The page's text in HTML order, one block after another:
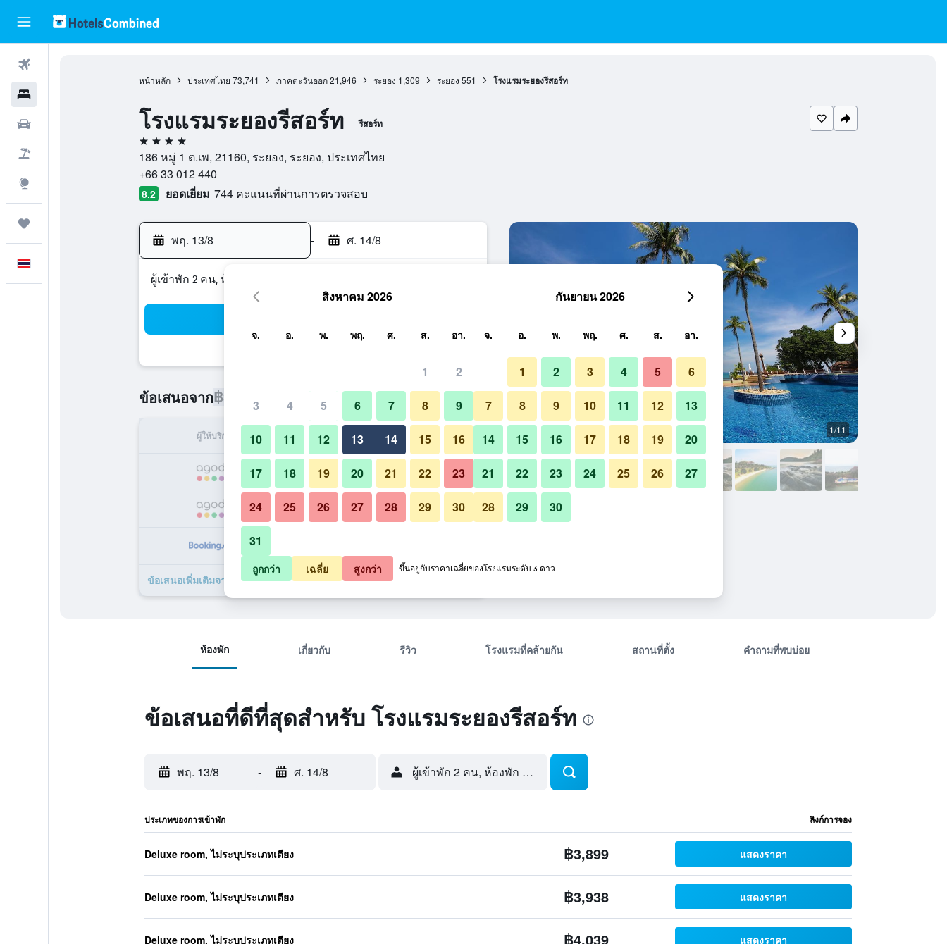
หน้าหลัก ประเทศไทย 73,741 ภาคตะวันออก 21,946 ระยอง 1,309 ระยอง 551 โรงแรมระยองรีสอร์ท
โรงแรมระยองรีสอร์ท รีสอร์ท
4 ดาว
186 หมู่ 1 ต.เพ, 21160, ระยอง, ระยอง, ประเทศไทย
+66 33 012 440
8.2 ยอดเยี่ยม 744 คะแนนที่ผ่านการตรวจสอบ
พฤ. 13/8 - ศ. 14/8
ผู้เข้าพัก 2 คน, ห้องพัก 1 ห้อง
ข้อเสนอจาก฿3,262 ราคาที่ถูกที่สุด ราคาต่อคืน
ผู้ให้บริการ ทั้งหมด (ต่อคืน)
฿3,262 เช็คดีล
฿3,521 เช็คดีล
ข้อเสนอเพิ่มเติมจาก โรงแรมระยองรีสอร์ท 14 รายการ
สระว่ายน้ำ 1/11
รูปภาพของ โรงแรมระยองรีสอร์ท
ห้องพัก เกี่ยวกับ รีวิว โรงแรมที่คล้ายกัน สถานที่ตั้ง คำถามที่พบบ่อย
ข้อเสนอที่ดีที่สุดสำหรับ โรงแรมระยองรีสอร์ท
พฤ. 13/8 - ศ. 14/8 ผู้เข้าพัก 2 คน, ห้องพัก 1 ห้อง
ประเภทของการเข้าพัก ลิงก์การจอง
Deluxe room, ไม่ระบุประเภทเตียง ฿3,899 แสดงราคา
Deluxe room, ไม่ระบุประเภทเตียง ฿3,938 แสดงราคา
Deluxe room, ไม่ระบุประเภทเตียง ฿4,039 แสดงราคา
สิงหาคม 2026
จ. อ. พ. พฤ. ศ. ส. อา.
1 2
3 4 5 6 7 8 9
10 11 12 13 14 15 16
17 18 19 20 21 22 23
24 25 26 27 28 29 30
31
กันยายน 2026
จ. อ. พ. พฤ. ศ. ส. อา.
1 2 3 4 5 6
7 8 9 10 11 12 13
14 15 16 17 18 19 20
21 22 23 24 25 26 27
28 29 30
ถูกกว่า เฉลี่ย สูงกว่า ขึ้นอยู่กับราคาเฉลี่ยของโรงแรมระดับ 3 ดาว